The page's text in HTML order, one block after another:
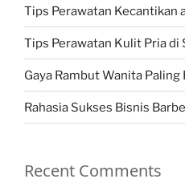
Tips Perawatan Kecantikan
Tips Perawatan Kulit Pria di
Gaya Rambut Wanita Paling
Rahasia Sukses Bisnis
Recent Comments